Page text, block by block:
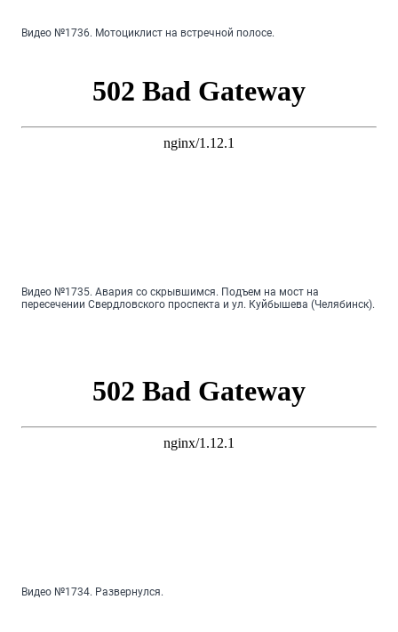
Видео №1736. Мотоциклист на встречной полосе.
Видео №1735. Авария со скрывшимся. Подъем на мост на
пересечении Свердловского проспекта и ул. Куйбышева (Челябинск).
Видео №1734. Развернулся.